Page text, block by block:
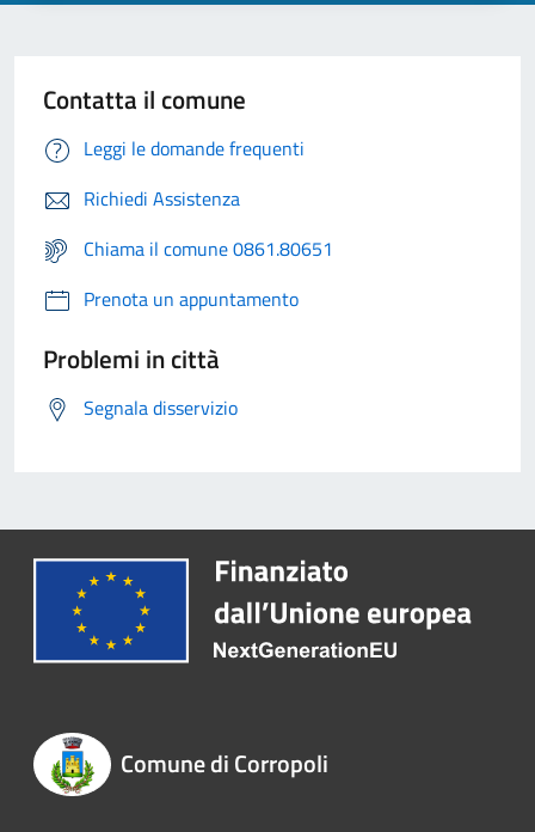
Contatta il comune
Leggi le domande frequenti
Richiedi Assistenza
Chiama il comune 0861.80651
Prenota un appuntamento
Problemi in città
Segnala disservizio
Comune di Corropoli